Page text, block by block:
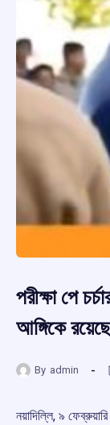
পরীক্ষা পে
আঙ্গিকে
By admin
নয়াদিল্লি, ৯